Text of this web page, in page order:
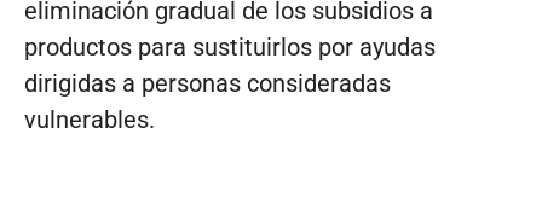
eliminación gradual de los subsidios a
productos para sustituirlos por ayudas
dirigidas a personas consideradas
vulnerables.